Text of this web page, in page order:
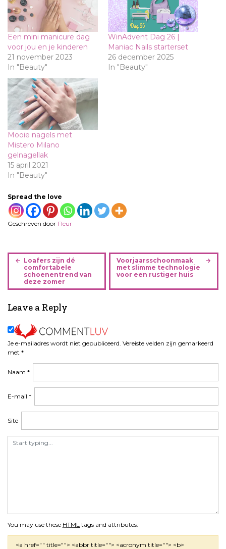
Een mini manicure dag
voor jou en je kinderen
21 november 2023
In "Beauty"
WinAdvent Dag 26 |
Maniac Nails starterset
26 december 2025
In "Beauty"
Mooie nagels met
Mistero Milano
gelnagellak
15 april 2021
In "Beauty"
Spread the love
Geschreven door Fleur
B
i
c
h
t
n
a
v
i
t
e
Loafers zijn dé
comfortabele
schoenentrend van
deze zomer
Voorjaarsschoonmaak
met slimme technologie
voor een rustiger huis
Leave a Reply
Je e-mailadres wordt niet gepubliceerd. Vereiste velden zijn gemarkeerd
met *
You may use these HTML tags and attributes:
<a href="" title=""> <abbr title=""> <acronym title=""> <b>
Naam *
E-mail *
Site